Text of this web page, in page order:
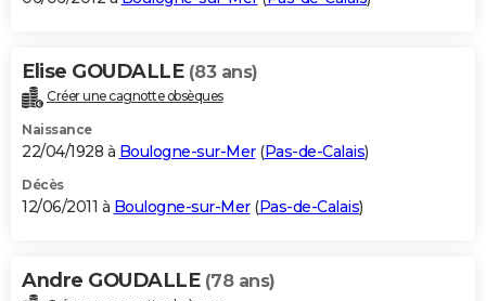
Elise GOUDALLE (83 ans)
Créer une cagnotte obsèques
Naissance
22/04/1928 à Boulogne-sur-Mer(Pas-de-Calais)
Décès
12/06/2011 à Boulogne-sur-Mer(Pas-de-Calais)
Andre GOUDALLE (78 ans)